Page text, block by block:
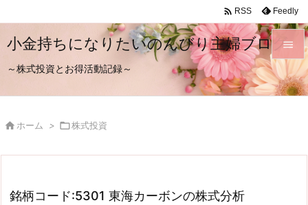
小金持ちになりたいのんびり主婦ブログ
～株式投資とお得活動記録～


メニュ
前へ
 RSS Feedly
 ホーム > 株式投資
銘柄コード:5301 東海カーボンの株式分析